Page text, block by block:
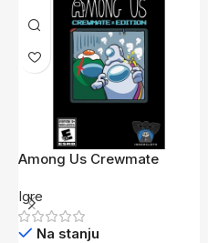
Among Us Crewmate
Igre
Na stanju